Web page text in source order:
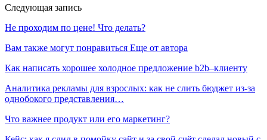
Следующая запись
Не проходим по цене! Что делать?
Вам также могут понравиться Еще от автора
Как написать хорошее холодное предложение b2b–клиенту
Аналитика рекламы для взрослых: как не слить бюджет из-за
однобокого представления…
Что важнее продукт или его маркетинг?